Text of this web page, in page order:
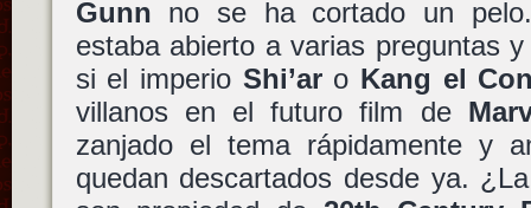
Gunn no se ha cortado un
estaba abierto a varias preguntas
si el imperio Shi’aro Kang el
villanos en el futuro film de
zanjado el tema rápidamente y
quedan descartados desde ya.